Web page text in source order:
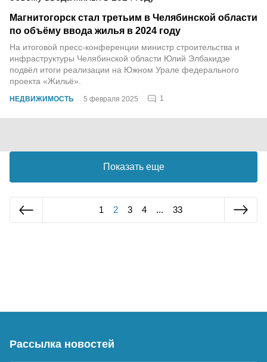
НЕДВИЖИМОСТЬ 5 февраля 2025 1
Магнитогорск стал третьим в Челябинской области
по объёму ввода жилья в 2024 году
На итоговой пресс-конференции министр строительства и
инфраструктуры Челябинской области Юлий Элбакидзе
подвёл итоги реализации на Южном Урале федерального
проекта «Жильё».
Показать еще
1 2 3 4 ... 33
Рассылка новостей